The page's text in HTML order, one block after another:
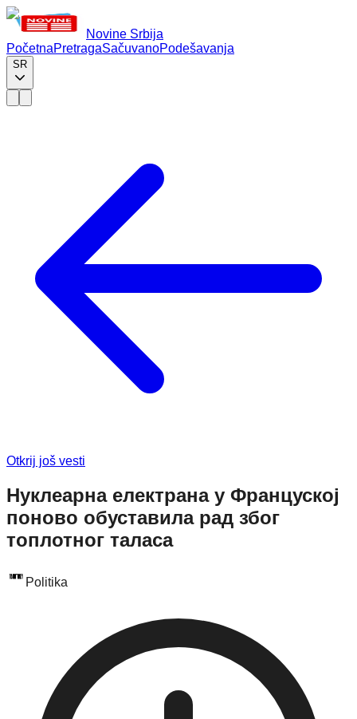
Novine Srbija
PočetnaPretragaSačuvanoPodešavanja
SR
Otkrij još vesti
Нуклеарна електрана у Француској
поново обуставила рад због
топлотног таласа
Politika